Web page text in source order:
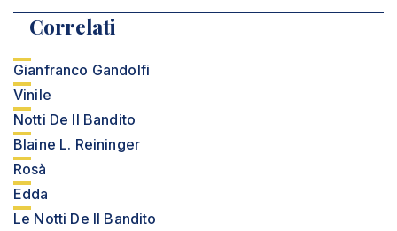
Correlati
Gianfranco Gandolfi
Vinile
Notti De Il Bandito
Blaine L. Reininger
Rosà
Edda
Le Notti De Il Bandito